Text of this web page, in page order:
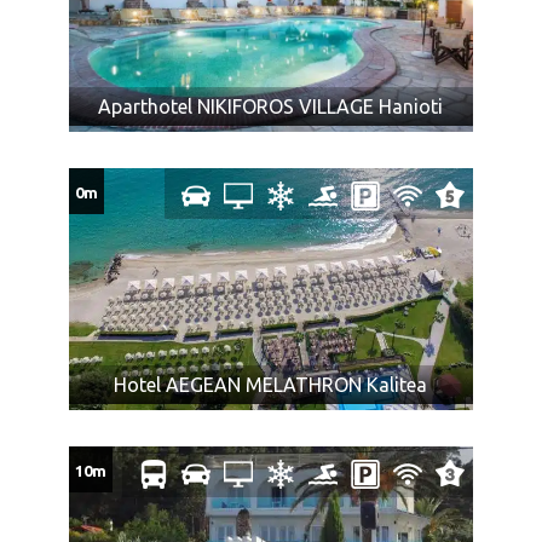
6 godina, može da koristi zajednički ležaj.
Dete bilo kog uzrasta koje koristi osnovni ležaj plaća
punu cenu aranžmana.
Odrasla osoba koja koristi pomoćni ležaj plaća iznos
naveden u tabeli programa putovanja sa cenovnikom,
osoba i mesto u autobusu.
DODATNO SEDIŠTE iznosi 45€ na cenu ugovorenog
aranžmana.
Ukoliko Vam ponuda za Hotel AGNES DELUXE Pefkohori ne
odgovara pogledajte ponudu ostalih smeštaja u letovalištu
Pefkohoriili ostalim letovalištima na poluostrvuHalkidikina
severuGrčke
ARANŽMANA:
CENA AUTOBUSKOG PREVOZA za putnike koji koriste samo
uslugu prevoza:iz Subotice povratna karta 85€, jedan pravac
Aparthotel NIKIFOROS VILLAGE Hanioti
Hotel AEGEAN MELATHRON Kalitea
0m
10m